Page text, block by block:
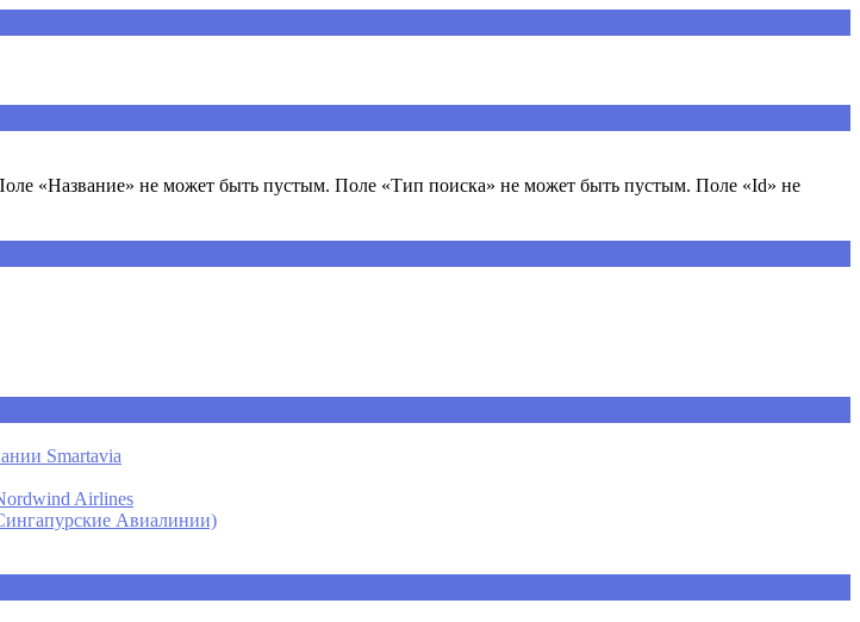
«Название» не может быть пустым. Поле «Тип поиска» не может быть пустым. Поле «Id» не
Smartavia
Airlines
Авиалинии)